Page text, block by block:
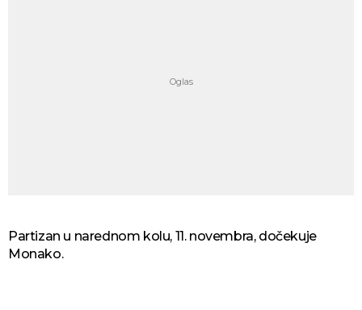
Partizan u narednom kolu, 11. novembra, dočekuje
Monako.